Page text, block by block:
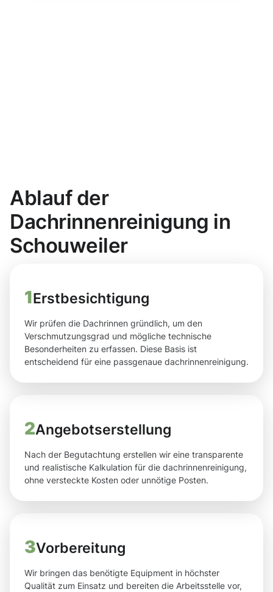
Ablauf der
Dachrinnenreinigung in
Schouweiler
1Erstbesichtigung
Wir prüfen die Dachrinnen gründlich, um den
Verschmutzungsgrad und mögliche technische
Besonderheiten zu erfassen. Diese Basis ist
entscheidend für eine passgenaue dachrinnenreinigung.
2Angebotserstellung
Nach der Begutachtung erstellen wir eine transparente
und realistische Kalkulation für die dachrinnenreinigung,
ohne versteckte Kosten oder unnötige Posten.
3Vorbereitung
Wir bringen das benötigte Equipment in höchster
Qualität zum Einsatz und bereiten die Arbeitsstelle vor,